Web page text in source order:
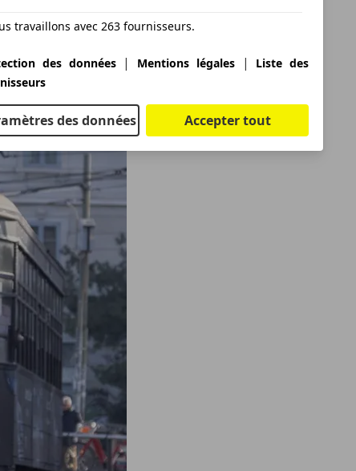
travaillons avec 263 fournisseurs.
des données| Mentions légales|
Liste des
des données Accepter tout